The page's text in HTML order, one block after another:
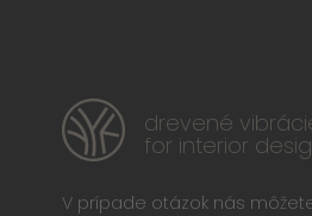
drevené
for interior
V prípade otázok nás